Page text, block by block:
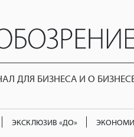
ДЛЯ БИЗНЕСА И О
ЭКСКЛЮЗИВ «ДО»